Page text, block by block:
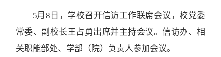
5月8日，学校召开信访工作联席会议，校党委
常委、副校长王占勇出席并主持会议。信访办、相
关职能部处、学部（院）负责人参加会议。